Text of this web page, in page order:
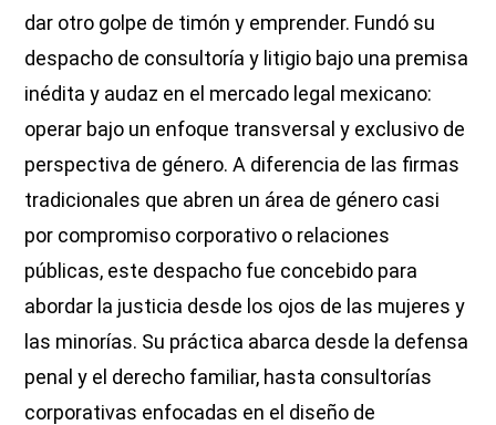
dar otro golpe de timón y emprender. Fundó su
despacho de consultoría y litigio bajo una premisa
inédita y audaz en el mercado legal mexicano:
operar bajo un enfoque transversal y exclusivo de
perspectiva de género. A diferencia de las firmas
tradicionales que abren un área de género casi
por compromiso corporativo o relaciones
públicas, este despacho fue concebido para
abordar la justicia desde los ojos de las mujeres y
las minorías. Su práctica abarca desde la defensa
penal y el derecho familiar, hasta consultorías
corporativas enfocadas en el diseño de